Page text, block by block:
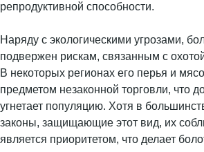
репродуктивной способности.
Наряду с экологическими угрозами,
подвержен рискам, связанным с
В некоторых регионах его перья и
предметом незаконной торговли, что
угнетает популяцию. Хотя в
законы, защищающие этот вид, их
является приоритетом, что делает